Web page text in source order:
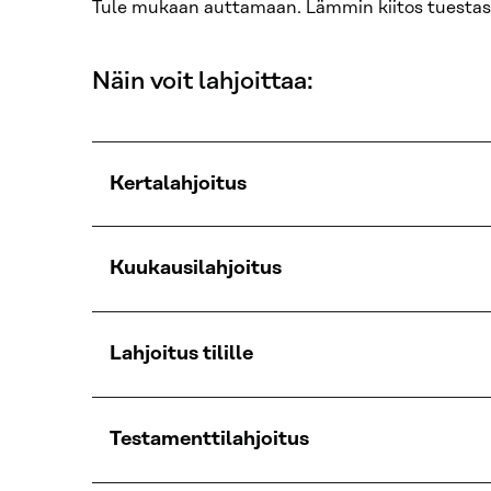
Tule mukaan auttamaan. Lämmin kiitos
Näin voit lahjoittaa:
Kertalahjoitus
Kuukausilahjoitus
Lahjoitus tilille
Testamenttilahjoitus